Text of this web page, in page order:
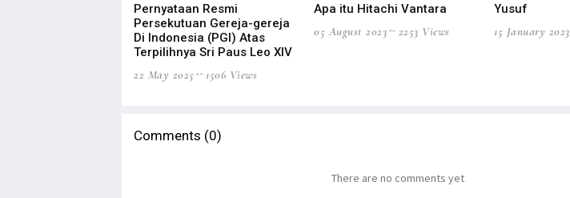
Pernyataan Resmi
Persekutuan Gereja-gereja
Di Indonesia (PGI) Atas
Terpilihnya Sri Paus Leo XIV
22 May 2025
1506 Views
Apa itu Hitachi Vantara
05 August 2023
2253 Views
Yusuf
15 January 2023
Comments (0)
There are no comments yet